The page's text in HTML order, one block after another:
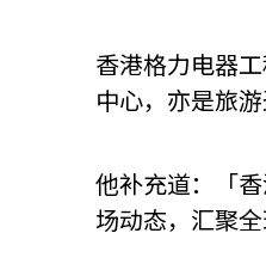
香港格力电器
中心，亦是旅
他补充道：「
场动态，汇聚